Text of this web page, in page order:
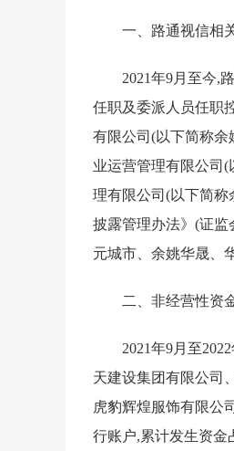
一、路通视信相
2021年9月至今,
任职及委派人员任职
有限公司(以下简称
业运营管理有限公司
理有限公司(以下简
披露管理办法》(证监
元城市、余姚华晟、
二、非经营性资
2021年9月至
天建设集团有限公司
虎豹辉煌服饰有限公
行账户,累计发生资金